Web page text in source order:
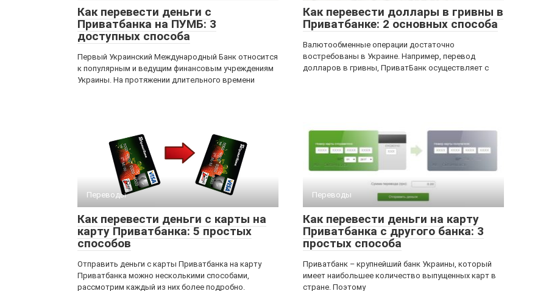
Как перевести деньги с
Приватбанка на ПУМБ: 3
доступных способа
Первый Украинский Международный Банк относится
к популярным и ведущим финансовым учреждениям
Украины. На протяжении длительного времени
Как перевести доллары в гривны в
Приватбанке: 2 основных способа
Валютообменные операции достаточно
востребованы в Украине. Например, перевод
долларов в гривны, ПриватБанк осуществляет с
Переводы
Как перевести деньги с карты на
карту Приватбанка: 5 простых
способов
Отправить деньги с карты Приватбанка на карту
Приватбанка можно несколькими способами,
рассмотрим каждый из них более подробно.
Переводы
Как перевести деньги на карту
Приватбанка с другого банка: 3
простых способа
Приватбанк – крупнейший банк Украины, который
имеет наибольшее количество выпущенных карт в
стране. Поэтому